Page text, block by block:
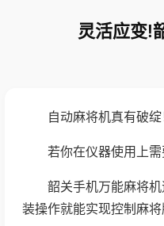
灵活应变!
自动麻将机真有破
若你在仪器使用上
韶关手机万能麻将
装操作就能实现控制麻将